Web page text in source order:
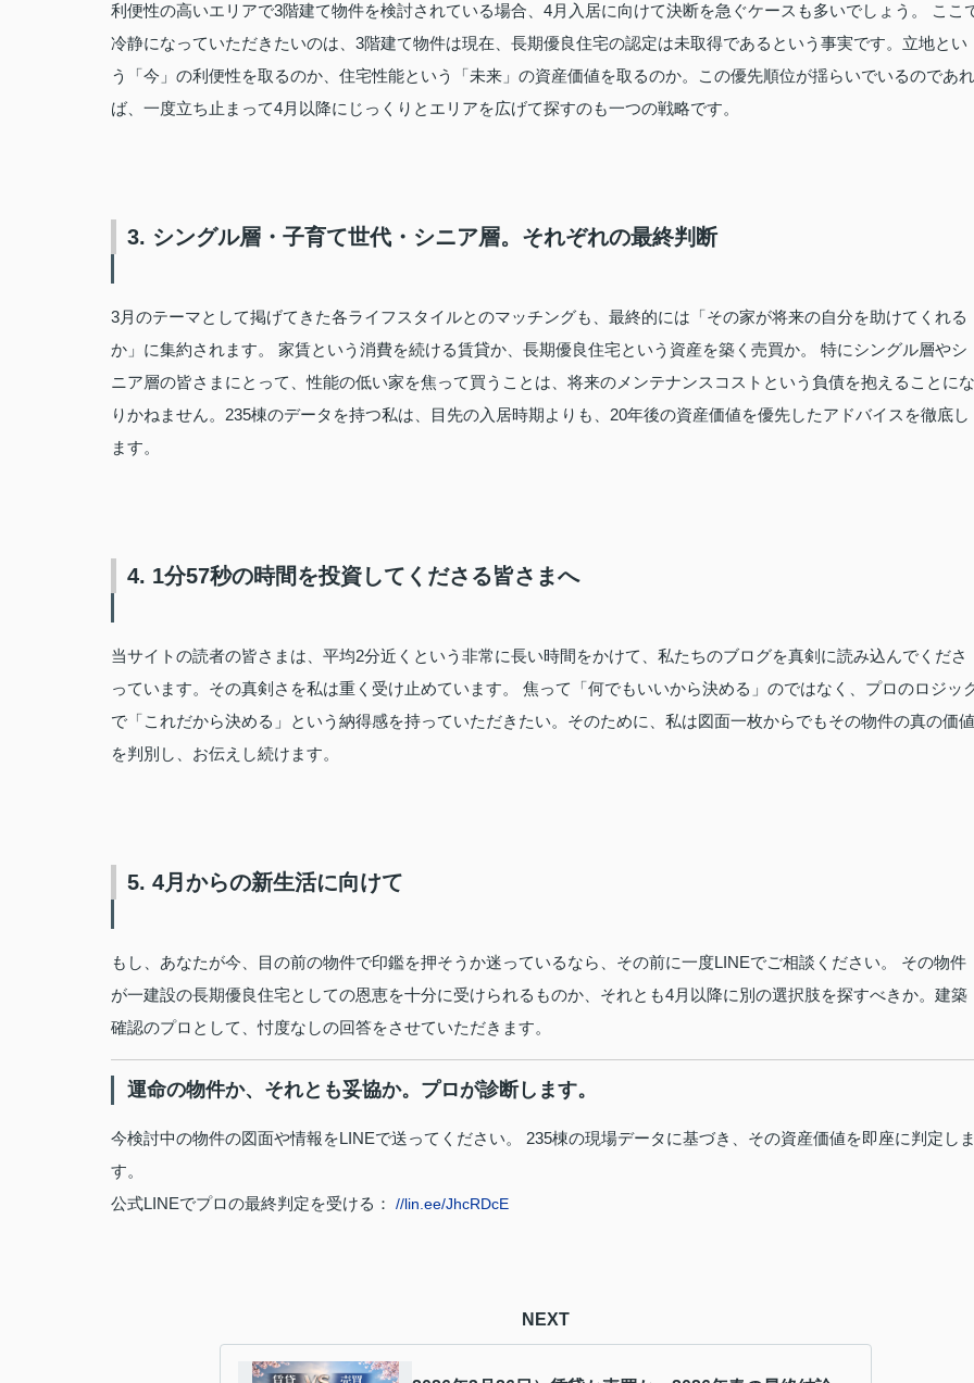
利便性の高いエリアで3階建て物件を検討されている場合、4月入居に向けて決断を急ぐケースも多いでしょう。 ここ
冷静になっていただきたいのは、3階建て物件は現在、長期優良住宅の認定は未取得であるという事実です。立地とい
う「今」の利便性を取るのか、住宅性能という「未来」の資産価値を取るのか。この優先順位が揺らいでいるのであれ
ば、一度立ち止まって4月以降にじっくりとエリアを広げて探すのも一つの戦略です。
3. シングル層・子育て世代・シニア層。それぞれの最終判断
3月のテーマとして掲げてきた各ライフスタイルとのマッチングも、最終的には「その家が将来の自分を助けてくれる
か」に集約されます。 家賃という消費を続ける賃貸か、長期優良住宅という資産を築く売買か。 特にシングル層やシ
ニア層の皆さまにとって、性能の低い家を焦って買うことは、将来のメンテナンスコストという負債を抱えることにな
りかねません。235棟のデータを持つ私は、目先の入居時期よりも、20年後の資産価値を優先したアドバイスを徹底し
ます。
4. 1分57秒の時間を投資してくださる皆さまへ
当サイトの読者の皆さまは、平均2分近くという非常に長い時間をかけて、私たちのブログを真剣に読み込んでくださ
っています。その真剣さを私は重く受け止めています。 焦って「何でもいいから決める」のではなく、プロのロジッ
で「これだから決める」という納得感を持っていただきたい。そのために、私は図面一枚からでもその物件の真の価値
を判別し、お伝えし続けます。
5. 4月からの新生活に向けて
もし、あなたが今、目の前の物件で印鑑を押そうか迷っているなら、その前に一度LINEでご相談ください。 その物件
が一建設の長期優良住宅としての恩恵を十分に受けられるものか、それとも4月以降に別の選択肢を探すべきか。建築
確認のプロとして、忖度なしの回答をさせていただきます。
運命の物件か、それとも妥協か。プロが診断します。
今検討中の物件の図面や情報をLINEで送ってください。 235棟の現場データに基づき、その資産価値を即座に判定し
す。
公式LINEでプロの最終判定を受ける： //lin.ee/JhcRDcE
NEXT